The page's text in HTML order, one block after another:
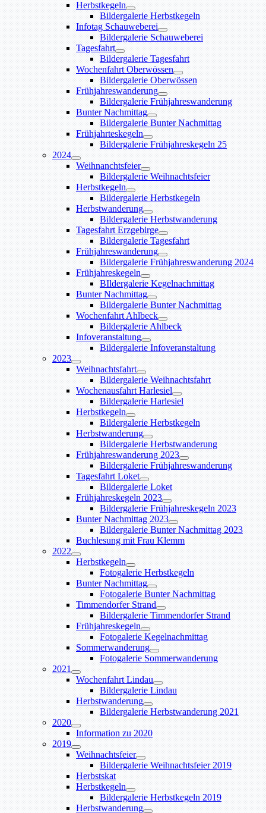
Herbstkegeln
Bildergalerie Herbstkegeln
Infotag Schauweberei
Bildergalerie Schauweberei
Tagesfahrt
Bildergalerie Tagesfahrt
Wochenfahrt Oberwössen
Bildergalerie Oberwössen
Frühjahreswanderung
Bildergalerie Frühjahreswanderung
Bunter Nachmittag
Bildergalerie Bunter Nachmittag
Frühjahrteskegeln
Bildergalerie Frühjahreskegeln 25
2024
Weihnanchtsfeier
Bildergalerie Weihnachtsfeier
Herbstkegeln
Bildergalerie Herbstkegeln
Herbstwanderung
Bildergalerie Herbstwanderung
Tagesfahrt Erzgebirge
Bildergalerie Tagesfahrt
Frühjahreswanderung
Bildergalerie Frühjahreswanderung 2024
Frühjahreskegeln
BIldergalerie Kegelnachmittag
Bunter Nachmittag
Bildergalerie Bunter Nachmittag
Wochenfahrt Ahlbeck
Bildergalerie Ahlbeck
Infoveranstaltung
Bildergalerie Infoveranstaltung
2023
Weihnachtsfahrt
Bildergalerie Weihnachtsfahrt
Wochenausfahrt Harlesiel
Bildergalerie Harlesiel
Herbstkegeln
Bildergalerie Herbstkegeln
Herbstwanderung
Bildergalerie Herbstwanderung
Frühjahreswanderung 2023
Bildergalerie Frühjahreswanderung
Tagesfahrt Loket
Bildergalerie Loket
Frühjahreskegeln 2023
Bildergalerie Frühjahreskegeln 2023
Bunter Nachmittag 2023
Bildergalerie Bunter Nachmittag 2023
Buchlesung mit Frau Klemm
2022
Herbstkegeln
Fotogalerie Herbstkegeln
Bunter Nachmittag
Fotogalerie Bunter Nachmittag
Timmendorfer Strand
Bildergalerie Timmendorfer Strand
Frühjahreskegeln
Fotogalerie Kegelnachmittag
Sommerwanderung
Fotogalerie Sommerwanderung
2021
Wochenfahrt Lindau
Bildergalerie Lindau
Herbstwanderung
Bildergalerie Herbstwanderung 2021
2020
Information zu 2020
2019
Weihnachtsfeier
Bildergalerie Weihnachtsfeier 2019
Herbstskat
Herbstkegeln
Bildergalerie Herbstkegeln 2019
Herbstwanderung